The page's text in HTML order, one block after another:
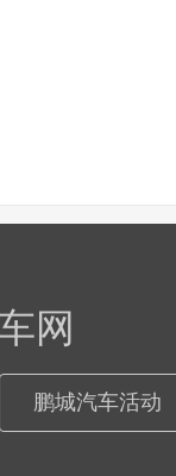
网
鹏城汽车活动